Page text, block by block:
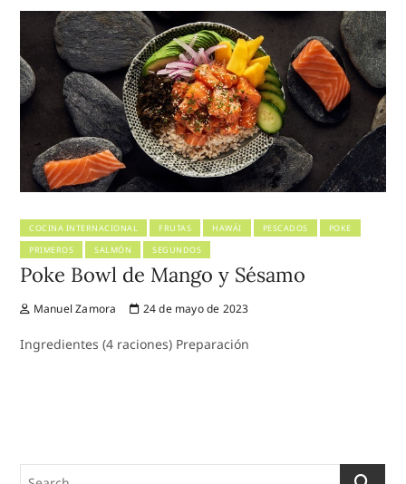
COCINA INTERNACIONAL FRUTAS HAWÁI PESCADOS
POKE
PRIMEROS
SALMÓN SEGUNDOS
Poke Bowl de Mango y Sésamo
Manuel Zamora 24 de mayo de 2023
Ingredientes (4 raciones) Preparación
Search